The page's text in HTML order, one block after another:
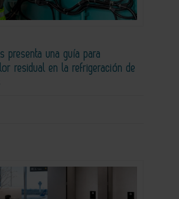
presenta una guía para
residual en la refrigeración de